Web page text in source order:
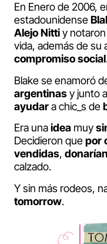
En Enero de 2006,
estadounidense
AlejoNittiy notaron
vida, además de su
compromisosocial
Blake se enamoró
argentinasy junto
ayudara chic_s de
Era unaidea muy
Decidieron quepor
vendidas, donarían
calzado.
Y sin más rodeos,
tomorrow.